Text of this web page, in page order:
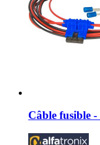
Câble fusible